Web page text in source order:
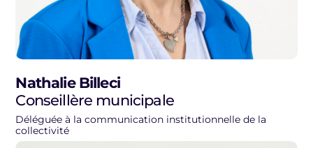
Nathalie Billeci
Conseillère municipale
Déléguée à la communication institutionnelle de la
collectivité